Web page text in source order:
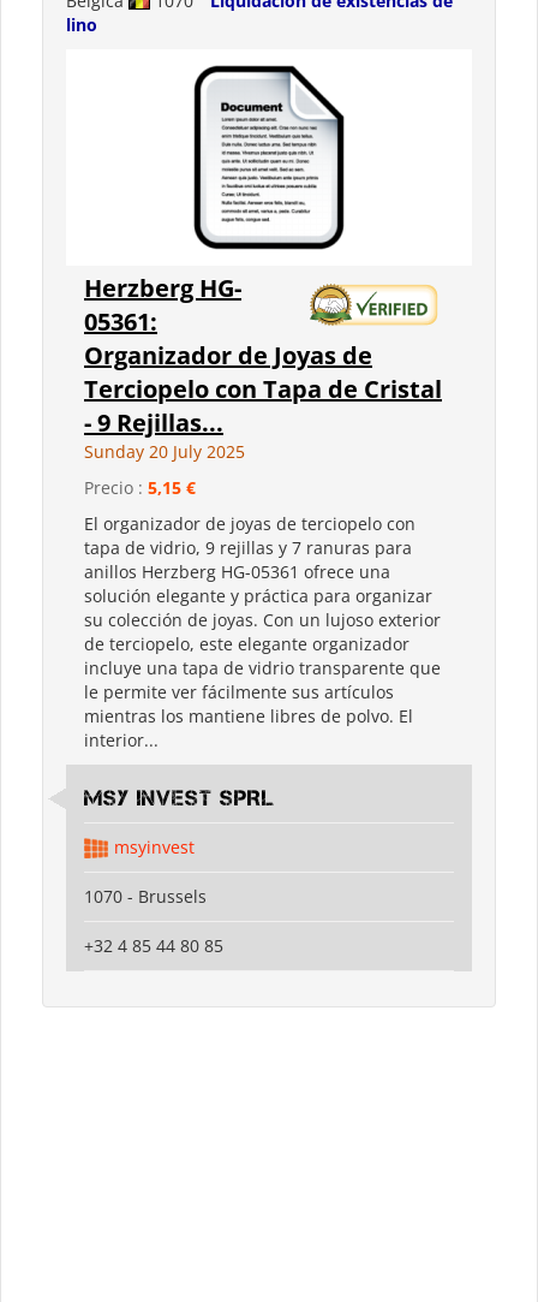
lino
Herzberg HG-
05361:
Organizador de Joyas de
Terciopelo con Tapa de Cristal
- 9 Rejillas...
Sunday 20 July 2025
Precio : 5,15 €
El organizador de joyas de terciopelo con
tapa de vidrio, 9 rejillas y 7 ranuras para
anillos Herzberg HG-05361 ofrece una
solución elegante y práctica para organizar
su colección de joyas. Con un lujoso exterior
de terciopelo, este elegante organizador
incluye una tapa de vidrio transparente que
le permite ver fácilmente sus artículos
mientras los mantiene libres de polvo. El
interior...
MSY INVEST SPRL
msyinvest
1070 - Brussels
+32 4 85 44 80 85